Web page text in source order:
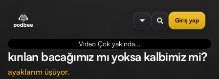
Giriş yap
menu
Video Çok yakında...
kırılan bacağımız mı yoksa kalbimiz mi?
ayaklarım üşüyor.